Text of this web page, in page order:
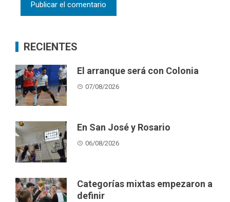
RECIENTES
El arranque será con Colonia
07/08/2026
En San José y Rosario
06/08/2026
Categorías mixtas empezaron a
definir